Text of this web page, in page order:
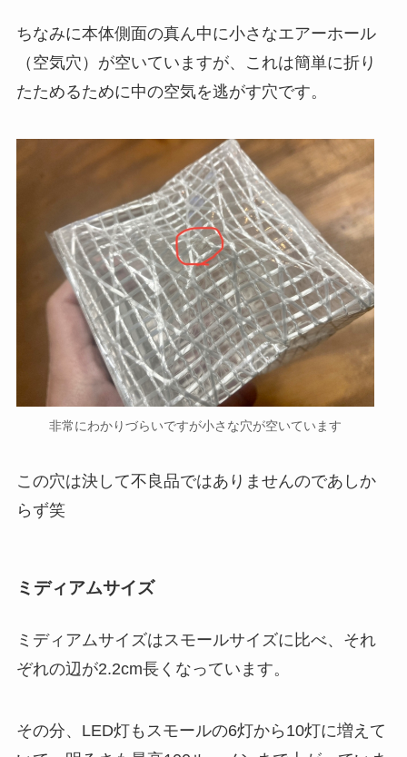
ちなみに本体側面の真ん中に小さなエアーホール
（空気穴）が空いていますが、これは簡単に折り
たためるために中の空気を逃がす穴です。
非常にわかりづらいですが小さな穴が空いています
この穴は決して不良品ではありませんのであしか
らず笑
ミディアムサイズ
ミディアムサイズはスモールサイズに比べ、それ
ぞれの辺が2.2cm長くなっています。
その分、LED灯もスモールの6灯から10灯に増えて